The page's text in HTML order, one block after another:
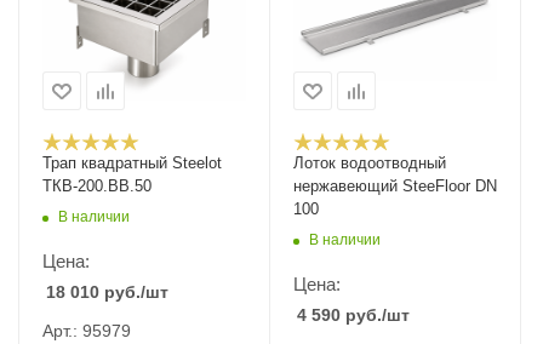
Трап квадратный Steelot
ТКВ-200.ВВ.50
В наличии
Цена:
18 010 руб./шт
Арт.: 95979
Лоток водоотводный
нержавеющий SteeFloor DN
100
В наличии
Цена:
4 590 руб./шт